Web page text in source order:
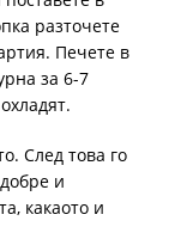
разточете
Печете в
за 6-7
След това го
и
какаото и